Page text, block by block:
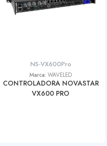
NS-VX600Pro
Marca:WAVELED
CONTROLADORA NOVASTAR
VX600 PRO